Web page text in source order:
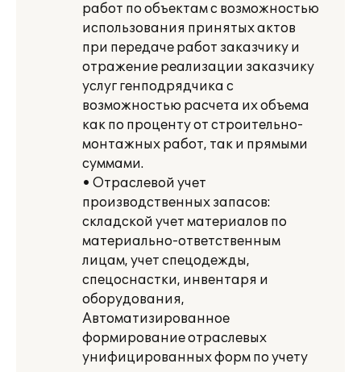
работ по объектам с возможностью
использования принятых актов
при передаче работ заказчику и
отражение реализации заказчику
услуг генподрядчика с
возможностью расчета их объема
как по проценту от строительно-
монтажных работ, так и прямыми
суммами.
• Отраслевой учет
производственных запасов:
складской учет материалов по
материально-ответственным
лицам, учет спецодежды,
спецоснастки, инвентаря и
оборудования,
Автоматизированное
формирование отраслевых
унифицированных форм по учету